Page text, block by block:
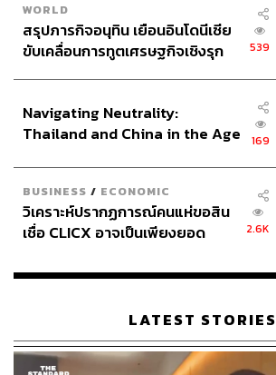
WORLD
สรุปภารกิจอนุทิน เยือนอินโดนีเซีย
ขับเคลื่อนการทูตเศรษฐกิจเชิงรุก
539
Navigating Neutrality:
Thailand and China in the Age
169
BUSINESS / ECONOMIC
วิเคราะห์ปรากฏการณ์คนแห่ขอสิน
เชื่อ CLICX อาจเป็นเพียงยอด
เรือนไทยที่ถูกซุกไว้
2.6K
LATEST STORIES